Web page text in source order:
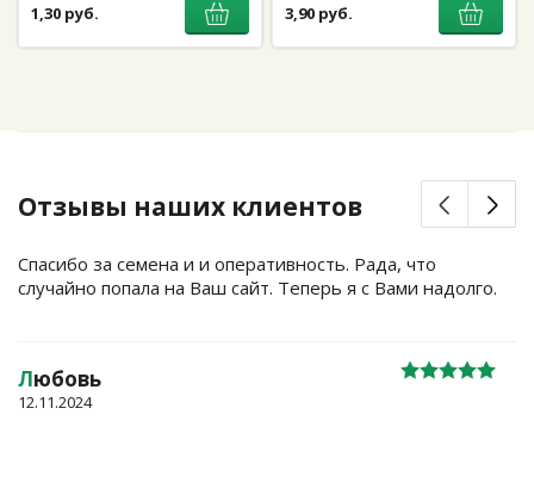
1,30 руб. 3,90 руб.
Отзывы наших клиентов
Спасибо за семена и и оперативность. Рада, что
случайно попала на Ваш сайт. Теперь я с Вами надолго.
Любовь
12.11.2024